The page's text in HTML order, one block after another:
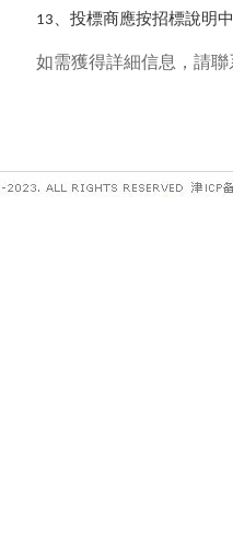
13 、投標商應按招標說明
如需獲得詳細信息，請聯